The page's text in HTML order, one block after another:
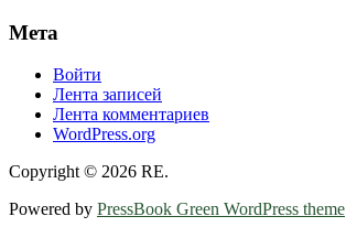
Мета
Войти
Лента записей
Лента комментариев
WordPress.org
Copyright © 2026 RE.
Powered by PressBook Green WordPress theme